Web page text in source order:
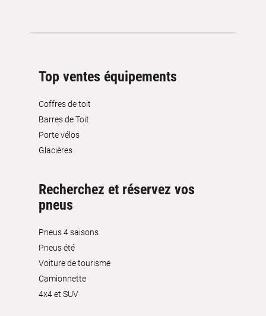
Top ventes équipements
Coffres de toit
Barres de Toit
Porte vélos
Glacières
Recherchez et réservez vos
pneus
Pneus 4 saisons
Pneus été
Voiture de tourisme
Camionnette
4x4 et SUV